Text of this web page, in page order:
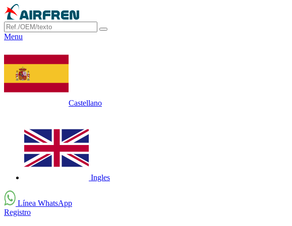
Menu
Castellano
Ingles
Línea WhatsApp
Registro